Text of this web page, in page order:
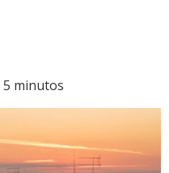
5 minutos